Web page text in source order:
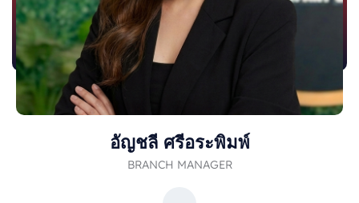
อัญชลี ศรีอระพิมพ์
BRANCH MANAGER